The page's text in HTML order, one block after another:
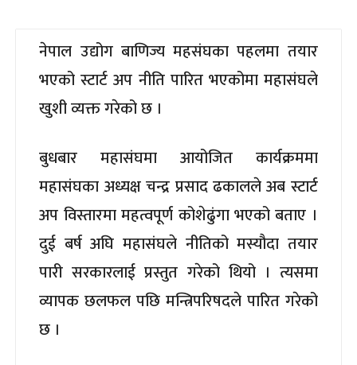
नेपाल उद्योग बाणिज्य महसंघका पहलमा तयार
भएको स्टार्ट अप नीति पारित भएकोमा महासंघले
खुशी व्यक्त गरेको छ ।
बुधबार महासंघमा आयोजित कार्यक्रममा
महासंघका अध्यक्ष चन्द्र प्रसाद ढकालले अब स्टार्ट
अप विस्तारमा महत्वपूर्ण कोशेढुंगा भएको बताए ।
दुई बर्ष अघि महासंघले नीतिको मस्यौदा तयार
पारी सरकारलाई प्रस्तुत गरेको थियो । त्यसमा
व्यापक छलफल पछि मन्त्रिपरिषदले पारित गरेको
छ ।